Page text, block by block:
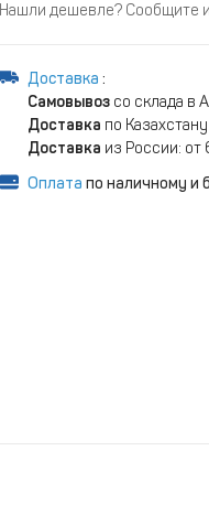
Нашли дешевле? Сообщите
Доставка :
Самовывозсо склада в
Доставка по Казахстану
Доставка из России: от
Оплата по наличному и